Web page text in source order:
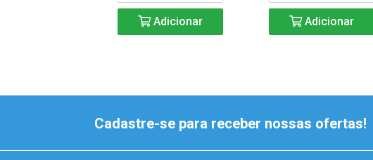
Adicionar Adicionar
Cadastre-se para receber nossas ofertas!